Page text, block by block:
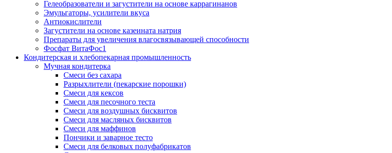
Гелеобразователи и загустители на основе каррагинанов
Эмульгаторы, усилители вкуса
Антиокислители
Загустители на основе казеината натрия
Препараты для увеличения влагосвязывающей способности
Фосфат ВитаФос1
Кондитерская и хлебопекарная промышленность
Мучная кондитерка
Смеси без сахара
Разрыхлители (пекарские порошки)
Смеси для кексов
Смеси для песочного теста
Смеси для воздушных бисквитов
Смеси для масляных бисквитов
Смеси для маффинов
Пончики и заварное тесто
Cмеси для белковых полуфабрикатов